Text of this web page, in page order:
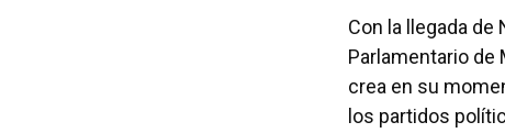
Con la llegada de
Parlamentario de
crea en su
los partidos